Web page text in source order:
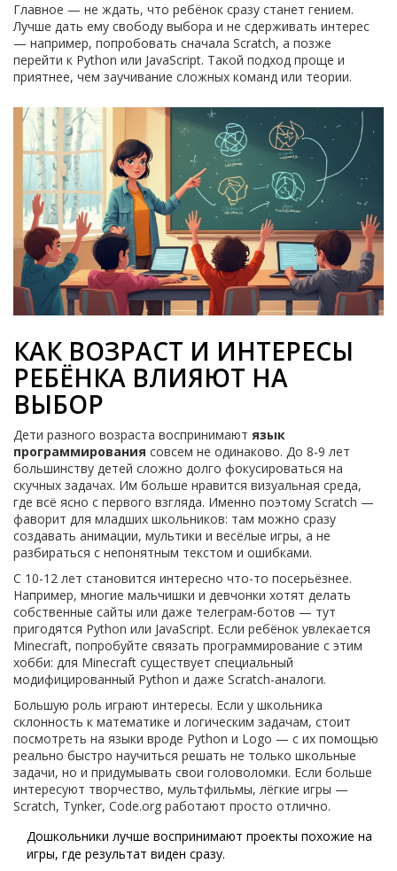
Главное — не ждать, что ребёнок сразу станет гением.
Лучше дать ему свободу выбора и не сдерживать интерес
— например, попробовать сначала Scratch, а позже
перейти к Python или JavaScript. Такой подход проще и
приятнее, чем заучивание сложных команд или теории.
КАК ВОЗРАСТ И ИНТЕРЕСЫ
РЕБЁНКА ВЛИЯЮТ НА
ВЫБОР
Дети разного возраста воспринимают язык
программирования совсем не одинаково. До 8-9 лет
большинству детей сложно долго фокусироваться на
скучных задачах. Им больше нравится визуальная среда,
где всё ясно с первого взгляда. Именно поэтому Scratch —
фаворит для младших школьников: там можно сразу
создавать анимации, мультики и весёлые игры, а не
разбираться с непонятным текстом и ошибками.
С 10-12 лет становится интересно что-то посерьёзнее.
Например, многие мальчишки и девчонки хотят делать
собственные сайты или даже телеграм-ботов — тут
пригодятся Python или JavaScript. Если ребёнок увлекается
Minecraft, попробуйте связать программирование с этим
хобби: для Minecraft существует специальный
модифицированный Python и даже Scratch-аналоги.
Большую роль играют интересы. Если у школьника
склонность к математике и логическим задачам, стоит
посмотреть на языки вроде Python и Logo — с их помощью
реально быстро научиться решать не только школьные
задачи, но и придумывать свои головоломки. Если больше
интересуют творчество, мультфильмы, лёгкие игры —
Scratch, Tynker, Code.org работают просто отлично.
Дошкольники лучше воспринимают проекты похожие на
игры, где результат виден сразу.